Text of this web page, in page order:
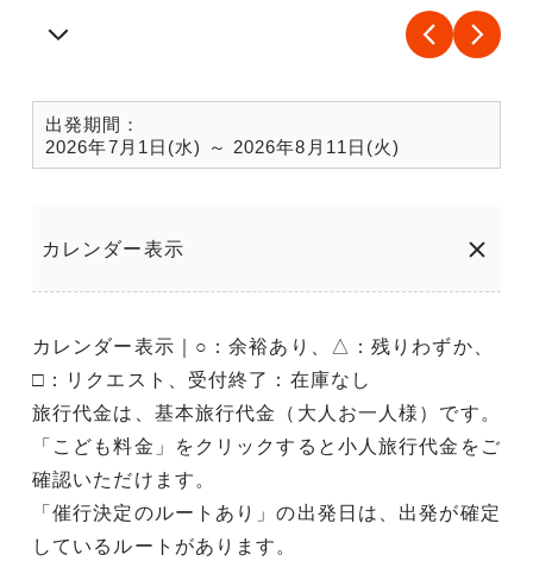
出発期間：
2026年7月1日(水) ～ 2026年8月11日(火)
カレンダー表示
カレンダー表示｜○：余裕あり、△：残りわずか、
□：リクエスト、受付終了：在庫なし
旅行代金は、基本旅行代金（大人お一人様）です。
「こども料金」をクリックすると小人旅行代金をご
確認いただけます。
「催行決定のルートあり」の出発日は、出発が確定
しているルートがあります。